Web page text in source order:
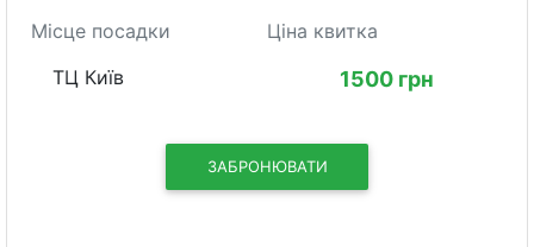
Місце посадки
Ціна квитка
ТЦ Київ
1500 грн
ЗАБРОНЮВАТИ